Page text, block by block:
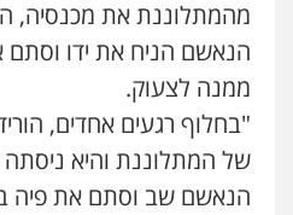
0543986802
משפחה גישור
0507206063
מהמתלוננת את מכנסיה,
הנאשם הניח את ידו וסתם
ממנה לצעוק.
"בחלוף רגעים אחדים,
של המתלוננת והיא
הנאשם שב וסתם את פיה